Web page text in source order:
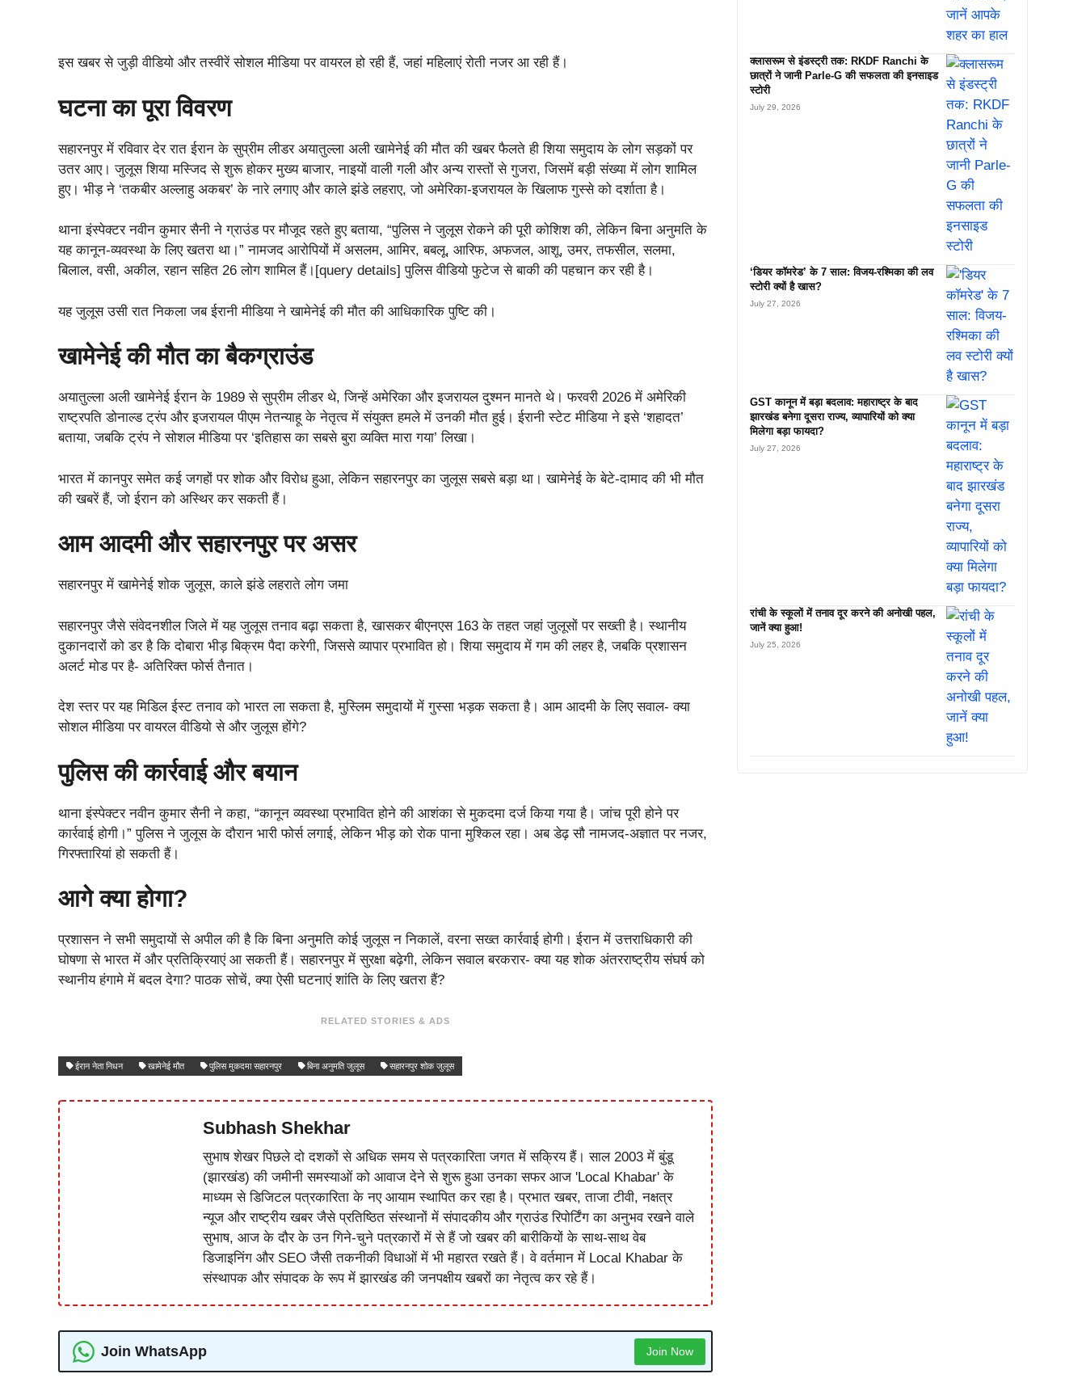
इस खबर से जुड़ी वीडियो और तस्वीरें सोशल मीडिया पर वायरल हो रही हैं, जहां महिलाएं रोती नजर आ रही हैं।​
घटना का पूरा विवरण
सहारनपुर में रविवार देर रात ईरान के सुप्रीम लीडर अयातुल्ला अली खामेनेई की मौत की खबर फैलते ही शिया समुदाय के लोग सड़कों पर
उतर आए। जुलूस शिया मस्जिद से शुरू होकर मुख्य बाजार, नाइयों वाली गली और अन्य रास्तों से गुजरा, जिसमें बड़ी संख्या में लोग शामिल
हुए। भीड़ ने ‘तकबीर अल्लाहु अकबर’ के नारे लगाए और काले झंडे लहराए, जो अमेरिका-इजरायल के खिलाफ गुस्से को दर्शाता है।
थाना इंस्पेक्टर नवीन कुमार सैनी ने ग्राउंड पर मौजूद रहते हुए बताया, “पुलिस ने जुलूस रोकने की पूरी कोशिश की, लेकिन बिना अनुमति के
यह कानून-व्यवस्था के लिए खतरा था।” नामजद आरोपियों में असलम, आमिर, बबलू, आरिफ, अफजल, आशू, उमर, तफसील, सलमा,
बिलाल, वसी, अकील, रहान सहित 26 लोग शामिल हैं।[query details] पुलिस वीडियो फुटेज से बाकी की पहचान कर रही है।
यह जुलूस उसी रात निकला जब ईरानी मीडिया ने खामेनेई की मौत की आधिकारिक पुष्टि की।
खामेनेई की मौत का बैकग्राउंड
अयातुल्ला अली खामेनेई ईरान के 1989 से सुप्रीम लीडर थे, जिन्हें अमेरिका और इजरायल दुश्मन मानते थे। फरवरी 2026 में अमेरिकी
राष्ट्रपति डोनाल्ड ट्रंप और इजरायल पीएम नेतन्याहू के नेतृत्व में संयुक्त हमले में उनकी मौत हुई। ईरानी स्टेट मीडिया ने इसे ‘शहादत’
बताया, जबकि ट्रंप ने सोशल मीडिया पर ‘इतिहास का सबसे बुरा व्यक्ति मारा गया’ लिखा।
भारत में कानपुर समेत कई जगहों पर शोक और विरोध हुआ, लेकिन सहारनपुर का जुलूस सबसे बड़ा था। खामेनेई के बेटे-दामाद की भी मौत
की खबरें हैं, जो ईरान को अस्थिर कर सकती हैं।
आम आदमी और सहारनपुर पर असर
सहारनपुर में खामेनेई शोक जुलूस, काले झंडे लहराते लोग जमा
सहारनपुर जैसे संवेदनशील जिले में यह जुलूस तनाव बढ़ा सकता है, खासकर बीएनएस 163 के तहत जहां जुलूसों पर सख्ती है। स्थानीय
दुकानदारों को डर है कि दोबारा भीड़ बिक्रम पैदा करेगी, जिससे व्यापार प्रभावित हो। शिया समुदाय में गम की लहर है, जबकि प्रशासन
अलर्ट मोड पर है- अतिरिक्त फोर्स तैनात।
देश स्तर पर यह मिडिल ईस्ट तनाव को भारत ला सकता है, मुस्लिम समुदायों में गुस्सा भड़क सकता है। आम आदमी के लिए सवाल- क्या
सोशल मीडिया पर वायरल वीडियो से और जुलूस होंगे?
पुलिस की कार्रवाई और बयान
थाना इंस्पेक्टर नवीन कुमार सैनी ने कहा, “कानून व्यवस्था प्रभावित होने की आशंका से मुकदमा दर्ज किया गया है। जांच पूरी होने पर
कार्रवाई होगी।” पुलिस ने जुलूस के दौरान भारी फोर्स लगाई, लेकिन भीड़ को रोक पाना मुश्किल रहा। अब डेढ़ सौ नामजद-अज्ञात पर नजर,
गिरफ्तारियां हो सकती हैं।​
आगे क्या होगा?
प्रशासन ने सभी समुदायों से अपील की है कि बिना अनुमति कोई जुलूस न निकालें, वरना सख्त कार्रवाई होगी। ईरान में उत्तराधिकारी की
घोषणा से भारत में और प्रतिक्रियाएं आ सकती हैं। सहारनपुर में सुरक्षा बढ़ेगी, लेकिन सवाल बरकरार- क्या यह शोक अंतरराष्ट्रीय संघर्ष को
स्थानीय हंगामे में बदल देगा? पाठक सोचें, क्या ऐसी घटनाएं शांति के लिए खतरा हैं?
RELATED STORIES & ADS
ईरान नेता निधन खामेनेई मौत पुलिस मुकदमा सहारनपुर बिना अनुमति जुलूस सहारनपुर शोक जुलूस
Subhash Shekhar
सुभाष शेखर पिछले दो दशकों से अधिक समय से पत्रकारिता जगत में सक्रिय हैं। साल 2003 में बुंडू
(झारखंड) की जमीनी समस्याओं को आवाज देने से शुरू हुआ उनका सफर आज 'Local Khabar' के
माध्यम से डिजिटल पत्रकारिता के नए आयाम स्थापित कर रहा है। प्रभात खबर, ताजा टीवी, नक्षत्र
न्यूज और राष्ट्रीय खबर जैसे प्रतिष्ठित संस्थानों में संपादकीय और ग्राउंड रिपोर्टिंग का अनुभव रखने वाले
सुभाष, आज के दौर के उन गिने-चुने पत्रकारों में से हैं जो खबर की बारीकियों के साथ-साथ वेब
डिजाइनिंग और SEO जैसी तकनीकी विधाओं में भी महारत रखते हैं। वे वर्तमान में Local Khabar के
संस्थापक और संपादक के रूप में झारखंड की जनपक्षीय खबरों का नेतृत्व कर रहे हैं।
Join WhatsApp Join Now
क्लासरूम से इंडस्ट्री तक: RKDF Ranchi के
छात्रों ने जानी Parle-G की सफलता की इनसाइड
स्टोरी
July 29, 2026
‘डियर कॉमरेड’ के 7 साल: विजय-रश्मिका की लव
स्टोरी क्यों है खास?
July 27, 2026
GST कानून में बड़ा बदलाव: महाराष्ट्र के बाद
झारखंड बनेगा दूसरा राज्य, व्यापारियों को क्या
मिलेगा बड़ा फायदा?
July 27, 2026
रांची के स्कूलों में तनाव दूर करने की अनोखी पहल,
जानें क्या हुआ!
July 25, 2026